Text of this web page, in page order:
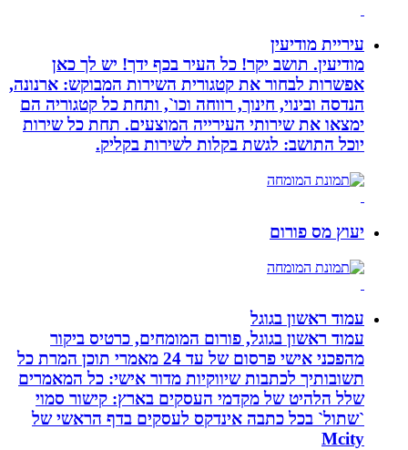
עיריית מודיעין
מודיעין. תושב יקר! כל העיר בכף ידך! יש לך כאן
אפשרות לבחור את קטגורית השירות המבוקש: ארנונה,
הנדסה ובינוי, חינוך, רווחה וכו`, ותחת כל קטגוריה הם
ימצאו את שירותי העירייה המוצעים. תחת כל שירות
יוכל התושב: לגשת בקלות לשירות בקליק.
יעוץ מס פורום
עמוד ראשון בגוגל
עמוד ראשון בגוגל, פורום המומחים, כרטיס ביקור
מהפכני אישי פרסום של עד 24 מאמרי תוכן המרת כל
תשובותיך לכתבות שיווקיות מדור אישי: כל המאמרים
שלל הלהיט של מקדמי העסקים בארץ: קישור סמוי
`שתול` בכל כתבה אינדקס לעסקים בדף הראשי של
Mcity